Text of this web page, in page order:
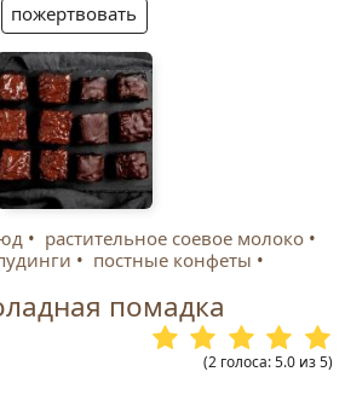
пожертвовать
растительное соевое молоко
постные конфеты
помадка
(2 голоса:5.0 из5)